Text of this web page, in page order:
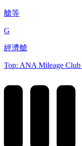
艙等
G
經濟艙
Top: ANA Mileage Club